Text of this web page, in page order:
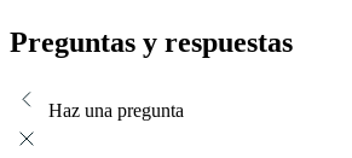
Preguntas y respuestas
Haz una pregunta